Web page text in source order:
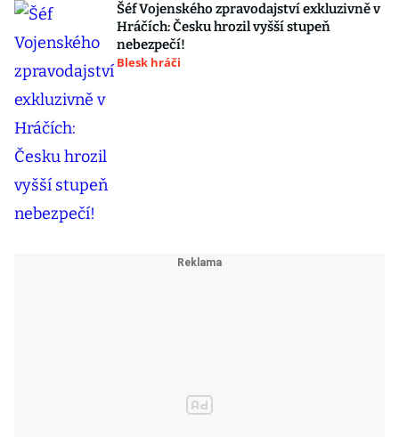
Šéf Vojenského zpravodajství exkluzivně v
Hráčích: Česku hrozil vyšší stupeň
nebezpečí!
Blesk hráči